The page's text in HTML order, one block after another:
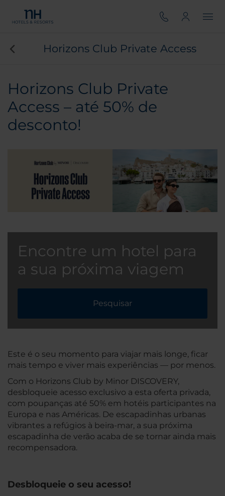
Horizons Club Private Access
Horizons Club Private
Access – até 50% de
desconto!
Encontre um hotel para
a sua próxima viagem
Pesquisar
Este é o seu momento para viajar mais longe, ficar
mais tempo e viver mais experiências — por menos.
Com o Horizons Club by Minor DISCOVERY,
desbloqueie acesso exclusivo a esta oferta privada,
com poupanças até 50% em hotéis participantes na
Europa e nas Américas. De escapadinhas urbanas
vibrantes a refúgios à beira-mar, a sua próxima
escapadinha de verão acaba de se tornar ainda mais
recompensadora.
Desbloqueie o seu acesso!